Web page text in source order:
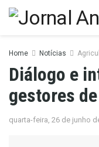
Home Notícias
Diálogo e
gestores
quarta-feira, 26 de junho